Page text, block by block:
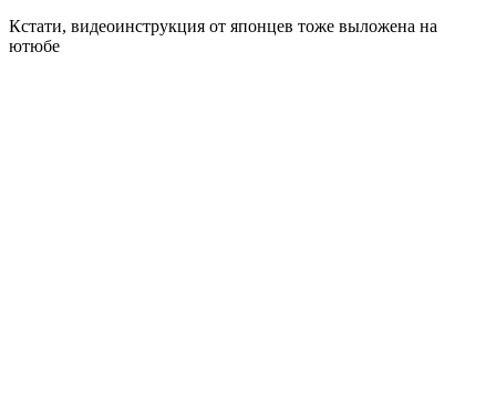
Кстати, видеоинструкция от японцев тоже выложена на
ютюбе